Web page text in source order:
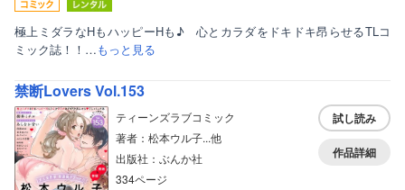
極上ミダラなHもハッピーHも♪ 心とカラダをドキドキ昂らせるTLコ
ミック誌！！…もっと見る
禁断Lovers Vol.153
ティーンズラブコミック
著者：松本ウル子...他
出版社：ぶんか社
334ページ
試し読み
作品詳細